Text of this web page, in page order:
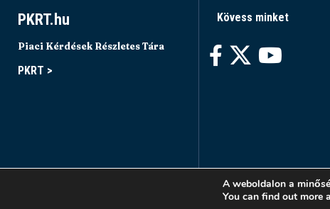
PKRT.hu
Piaci Kérdések Részletes Tára
PKRT >
Kövess minket
A weboldalon a
You can find out